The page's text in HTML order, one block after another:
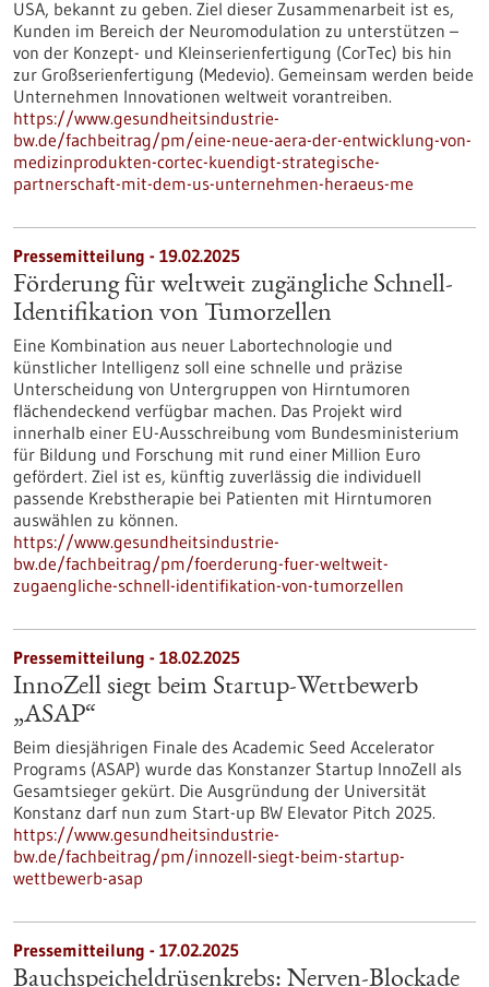
USA, bekannt zu geben. Ziel dieser Zusammenarbeit ist es,
Kunden im Bereich der Neuromodulation zu unterstützen –
von der Konzept- und Kleinserienfertigung (CorTec) bis hin
zur Großserienfertigung (Medevio). Gemeinsam werden beide
Unternehmen Innovationen weltweit vorantreiben.
https://www.gesundheitsindustrie-
bw.de/fachbeitrag/pm/eine-neue-aera-der-entwicklung-von-
medizinprodukten-cortec-kuendigt-strategische-
partnerschaft-mit-dem-us-unternehmen-heraeus-me
Pressemitteilung - 19.02.2025
Förderung für weltweit zugängliche Schnell-
Identifikation von Tumorzellen
Eine Kombination aus neuer Labortechnologie und
künstlicher Intelligenz soll eine schnelle und präzise
Unterscheidung von Untergruppen von Hirntumoren
flächendeckend verfügbar machen. Das Projekt wird
innerhalb einer EU-Ausschreibung vom Bundesministerium
für Bildung und Forschung mit rund einer Million Euro
gefördert. Ziel ist es, künftig zuverlässig die individuell
passende Krebstherapie bei Patienten mit Hirntumoren
auswählen zu können.
https://www.gesundheitsindustrie-
bw.de/fachbeitrag/pm/foerderung-fuer-weltweit-
zugaengliche-schnell-identifikation-von-tumorzellen
Pressemitteilung - 18.02.2025
InnoZell siegt beim Startup-Wettbewerb
„ASAP“
Beim diesjährigen Finale des Academic Seed Accelerator
Programs (ASAP) wurde das Konstanzer Startup InnoZell als
Gesamtsieger gekürt. Die Ausgründung der Universität
Konstanz darf nun zum Start-up BW Elevator Pitch 2025.
https://www.gesundheitsindustrie-
bw.de/fachbeitrag/pm/innozell-siegt-beim-startup-
wettbewerb-asap
Pressemitteilung - 17.02.2025
Bauchspeicheldrüsenkrebs: Nerven-Blockade